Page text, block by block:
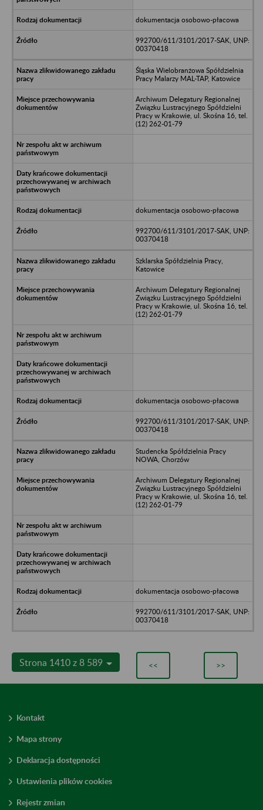
dokumentacja osobowo-płacowa
992700/611/3101/2017-SAK, UNP:
00370418
Śląska Wielobranżowa Spółdzielnia
Pracy Malarzy MAL-TAP, Katowice
Archiwum Delegatury Regionalnej
Związku Lustracyjnego Spółdzielni
Pracy w Krakowie, ul. Skośna 16, tel.
(12) 262-01-79
dokumentacja osobowo-płacowa
992700/611/3101/2017-SAK, UNP:
00370418
Szklarska Spółdzielnia Pracy,
Katowice
Archiwum Delegatury Regionalnej
Związku Lustracyjnego Spółdzielni
Pracy w Krakowie, ul. Skośna 16, tel.
(12) 262-01-79
dokumentacja osobowo-płacowa
992700/611/3101/2017-SAK, UNP:
00370418
Studencka Spółdzielnia Pracy
NOWA, Chorzów
Archiwum Delegatury Regionalnej
Związku Lustracyjnego Spółdzielni
Pracy w Krakowie, ul. Skośna 16, tel.
(12) 262-01-79
dokumentacja osobowo-płacowa
992700/611/3101/2017-SAK, UNP:
00370418
Strona 1410 z 8 589 << >>
Kontakt
Mapa strony
Deklaracja dostępności
Ustawienia plików cookies
Rejestr zmian